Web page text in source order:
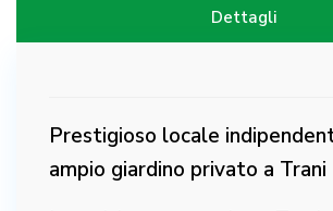
Dettagli
Prestigioso locale
ampio giardino privato a Trani